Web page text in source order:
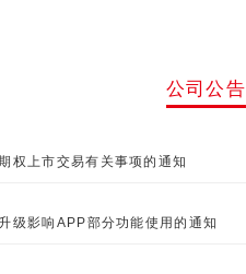
公司公告
权上市交易有关事项的通知
级影响APP部分功能使用的通知